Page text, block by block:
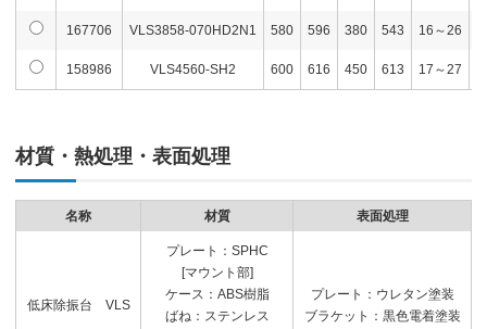
167706 VLS3858-070HD2N1 580 596 380 543 16～26
158986 VLS4560-SH2 600 616 450 613 17～27
材質・熱処理・表面処理
名称 材質 表面処理
低床除振台 VLS
プレート：SPHC
[マウント部]
ケース：ABS樹脂
ばね：ステンレス
プレート：ウレタン塗装
ブラケット：黒色電着塗装